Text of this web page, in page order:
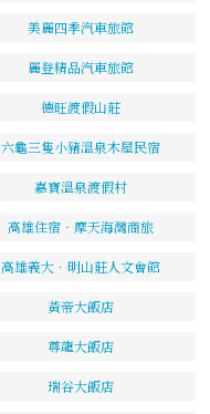
美麗四季汽車旅館
麗登精品汽車旅館
德旺渡假山莊
六龜三隻小豬溫泉木屋民宿
嘉寶溫泉渡假村
高雄住宿‧摩天海灣商旅
高雄義大．明山莊人文會館
黃帝大飯店
尊龍大飯店
瑞谷大飯店